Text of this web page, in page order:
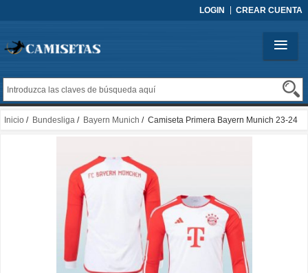
LOGIN CREAR CUENTA
Inicio / Bundesliga / Bayern Munich / Camiseta Primera Bayern Munich 23-24